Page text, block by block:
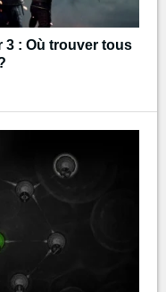
3 : Où trouver tous